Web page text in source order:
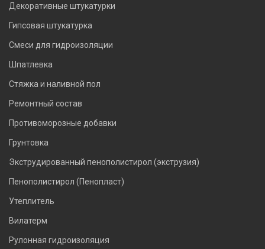
Декоративные штукатурки
Гипсовая штукатурка
Смеси для гидроизоляции
Шпатлевка
Стяжка и наливной пол
Ремонтный состав
Противоморозные добавки
Грунтовка
Экструдированный пенополистирол (экструзия)
Пенополистирол (Пенопласт)
Утеплитель
Вилатерм
Рулонная гидроизоляция